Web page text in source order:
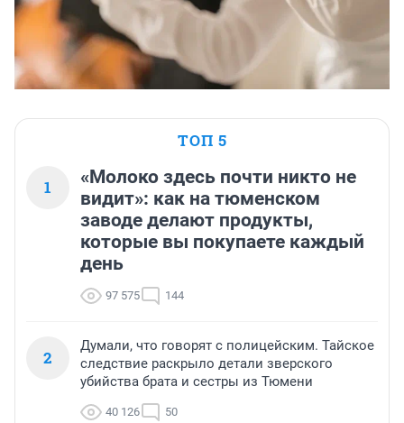
ТОП 5
1
«Молоко здесь почти никто не
видит»: как на тюменском
заводе делают продукты,
которые вы покупаете каждый
день
97 575 144
2
Думали, что говорят с полицейским. Тайское
следствие раскрыло детали зверского
убийства брата и сестры из Тюмени
40 126 50